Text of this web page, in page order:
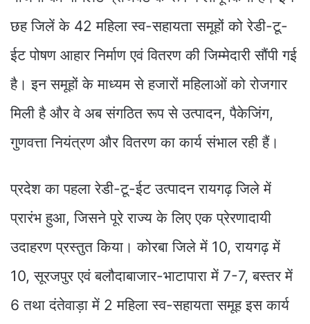
छह जिलें के 42 महिला स्व-सहायता समूहों को रेडी-टू-
ईट पोषण आहार निर्माण एवं वितरण की जिम्मेदारी सौंपी गई
है। इन समूहों के माध्यम से हजारों महिलाओं को रोजगार
मिली है और वे अब संगठित रूप से उत्पादन, पैकेजिंग,
गुणवत्ता नियंत्रण और वितरण का कार्य संभाल रही हैं।
प्रदेश का पहला रेडी-टू-ईट उत्पादन रायगढ़ जिले में
प्रारंभ हुआ, जिसने पूरे राज्य के लिए एक प्रेरणादायी
उदाहरण प्रस्तुत किया। कोरबा जिले में 10, रायगढ़ में
10, सूरजपुर एवं बलौदाबाजार-भाटापारा में 7-7, बस्तर में
6 तथा दंतेवाड़ा में 2 महिला स्व-सहायता समूह इस कार्य